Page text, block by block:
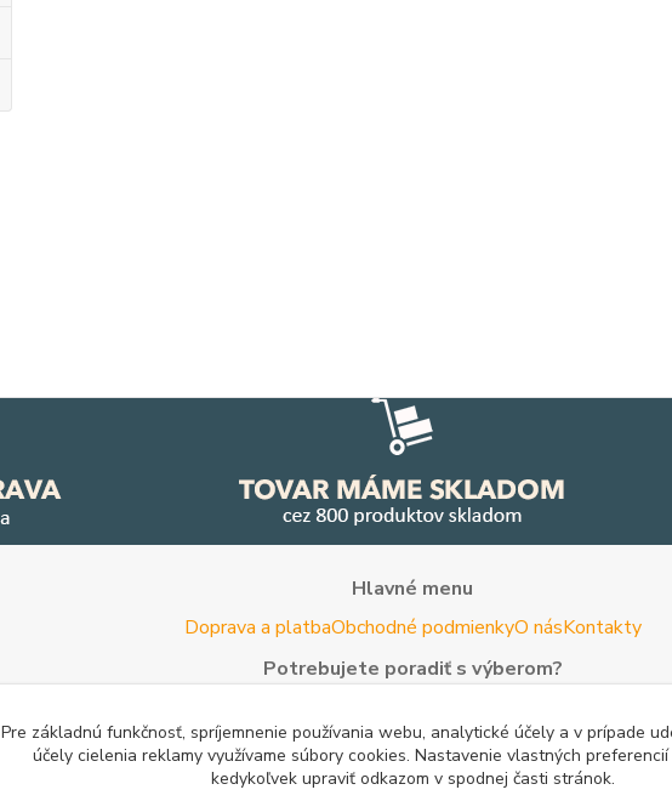
Hlavné menu
Doprava a platbaObchodné podmienkyO násKontakty
Potrebujete poradiť s výberom?
Tel:+420 722 744 267- Po - Pia (8 - 16 hod)
Email:info@woodman.sk- kedykoľvek
Pre základnú funkčnosť, spríjemnenie používania webu, analytické účely a v prípade
účely cielenia reklamy využívame súbory cookies. Nastavenie vlastných
kedykoľvek upraviť odkazom v spodnej časti stránok.